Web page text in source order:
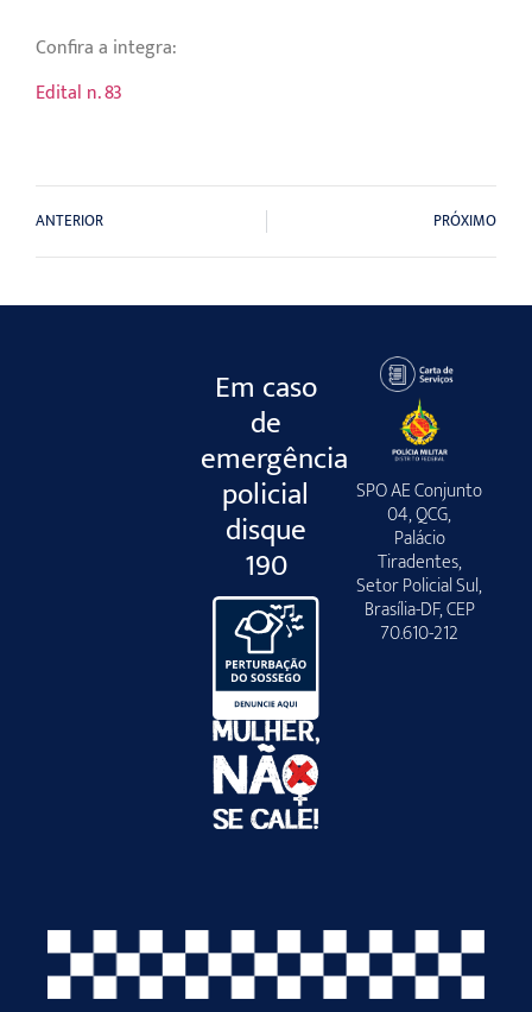
Confira a integra:
Edital n. 83
ANTERIOR PRÓXIMO
Em caso
de
emergência
policial
disque
190
SPO AE Conjunto
04, QCG,
Palácio
Tiradentes,
Setor Policial Sul,
Brasília-DF, CEP
70.610-212